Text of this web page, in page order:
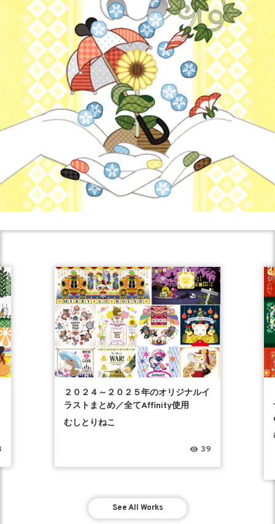
２０２４～２０２５年のオリジナルイ
ラストまとめ／全てAffinity使用
むしとりねこ
39
See All Works